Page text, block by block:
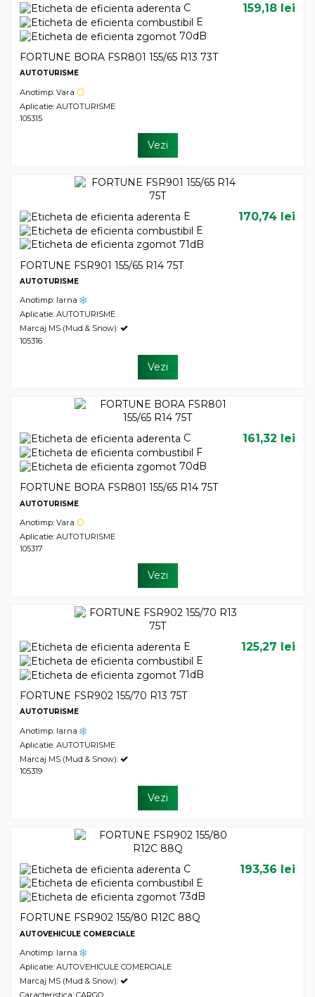
C
E
70dB
FORTUNE BORA FSR801 155/65 R13 73T
AUTOTURISME
Anotimp: Vara
Aplicatie: AUTOTURISME
105315
159,18 lei
Vezi
E
E
71dB
FORTUNE FSR901 155/65 R14 75T
AUTOTURISME
Anotimp: Iarna
Aplicatie: AUTOTURISME
Marcaj MS (Mud & Snow):
105316
170,74 lei
Vezi
C
F
70dB
FORTUNE BORA FSR801 155/65 R14 75T
AUTOTURISME
Anotimp: Vara
Aplicatie: AUTOTURISME
105317
161,32 lei
Vezi
E
E
71dB
FORTUNE FSR902 155/70 R13 75T
AUTOTURISME
Anotimp: Iarna
Aplicatie: AUTOTURISME
Marcaj MS (Mud & Snow):
105319
125,27 lei
Vezi
C
E
73dB
FORTUNE FSR902 155/80 R12C 88Q
AUTOVEHICULE COMERCIALE
Anotimp: Iarna
Aplicatie: AUTOVEHICULE COMERCIALE
Marcaj MS (Mud & Snow):
193,36 lei